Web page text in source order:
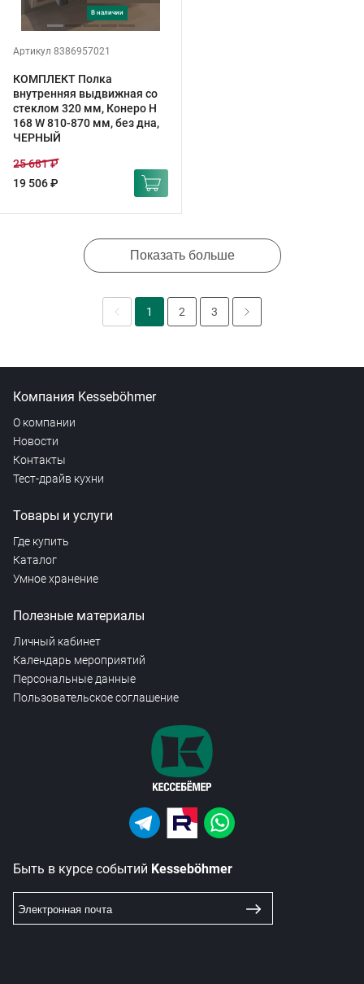
в наличии
Артикул 8386957021
КОМПЛЕКТ Полка
внутренняя выдвижная со
стеклом 320 мм, Конеро H
168 W 810-870 мм, без дна,
ЧЕРНЫЙ
19 506 ₽
25 681 ₽
Показать больше
1 2 3
Компания Kesseböhmer
О компании
Новости
Контакты
Тест-драйв кухни
Товары и услуги
Где купить
Каталог
Умное хранение
Полезные материалы
Личный кабинет
Календарь мероприятий
Персональные данные
Пользовательское соглашение
Быть в курсе событий Kesseböhmer